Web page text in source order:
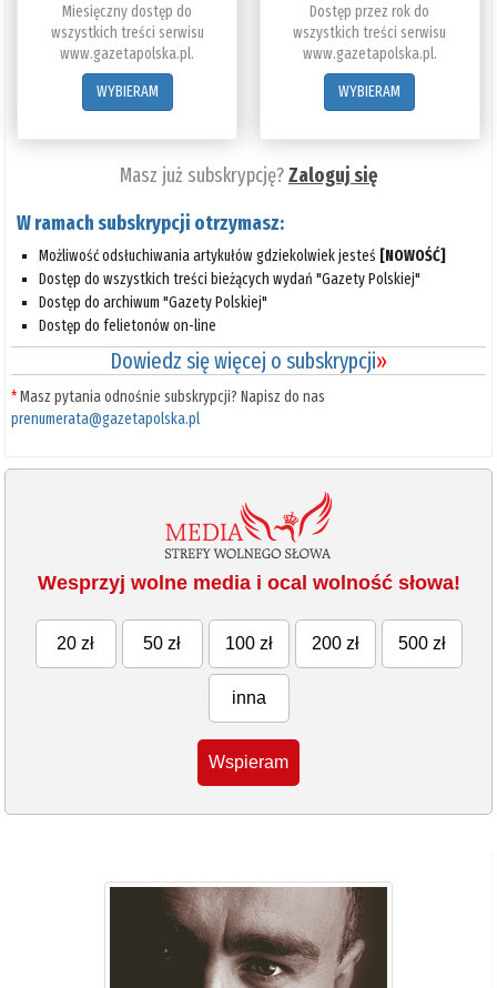
Miesięczny dostęp do
wszystkich treści serwisu
www.gazetapolska.pl.
WYBIERAM
Dostęp przez rok do
wszystkich treści serwisu
www.gazetapolska.pl.
WYBIERAM
Masz już subskrypcję?Zaloguj się
W ramach subskrypcji otrzymasz:
Możliwość odsłuchiwania artykułów gdziekolwiek jesteś [NOWOŚĆ]
Dostęp do wszystkich treści bieżących wydań "Gazety Polskiej"
Dostęp do archiwum "Gazety Polskiej"
Dostęp do felietonów on-line
Dowiedz się więcej o subskrypcji»
*Masz pytania odnośnie subskrypcji? Napisz do nas
prenumerata@gazetapolska.pl
Wesprzyj wolne media i ocal wolność słowa!
20 zł 50 zł 100 zł 200 zł 500 zł
inna
Wspieram